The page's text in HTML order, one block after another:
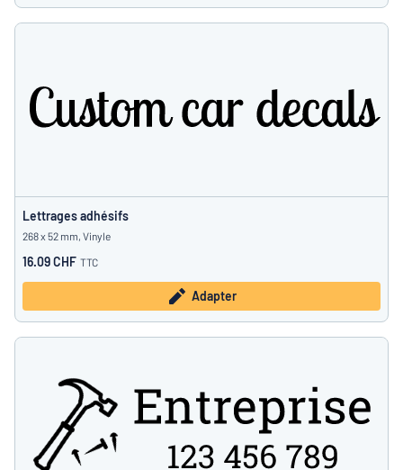
Lettrages adhésifs
268 x 52 mm, Vinyle
16.09 CHF TTC
Adapter